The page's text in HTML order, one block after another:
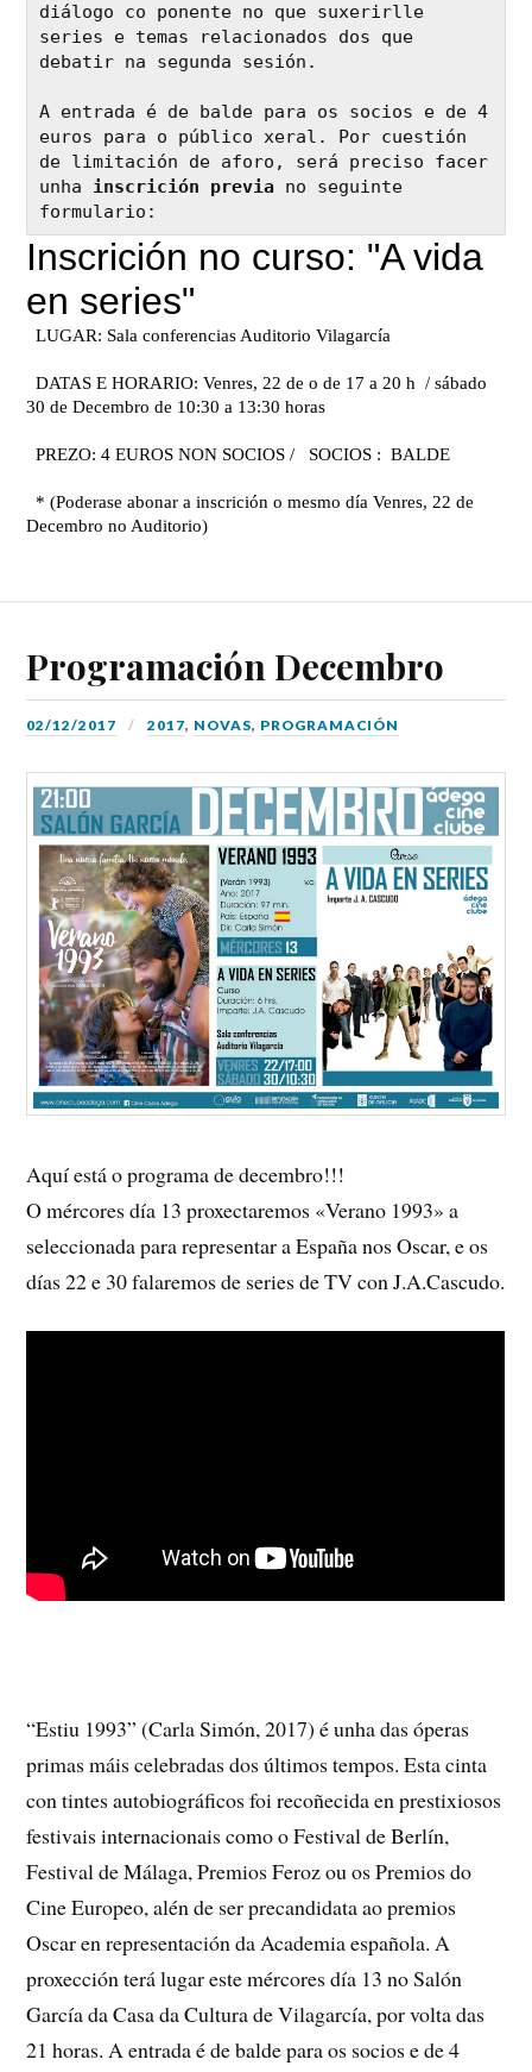
diálogo co ponente no que suxerirlle
series e temas relacionados dos que
debatir na segunda sesión.
A entrada é de balde para os socios e de 4
euros para o público xeral. Por cuestión
de limitación de aforo, será preciso facer
unha inscrición previa no seguinte
Programación Decembro
02/12/2017 2017, NOVAS, PROGRAMACIÓN
Aquí está o programa de decembro!!!
O mércores día 13 proxectaremos «Verano 1993» a
seleccionada para representar a España nos Oscar, e os
días 22 e 30 falaremos de series de TV con J.A.Cascudo.
“Estiu 1993” (Carla Simón, 2017) é unha das óperas
primas máis celebradas dos últimos tempos. Esta cinta
con tintes autobiográficos foi recoñecida en prestixiosos
festivais internacionais como o Festival de Berlín,
Festival de Málaga, Premios Feroz ou os Premios do
Cine Europeo, alén de ser precandidata ao premios
Oscar en representación da Academia española. A
proxección terá lugar este mércores día 13 no Salón
García da Casa da Cultura de Vilagarcía, por volta das
21 horas. A entrada é de balde para os socios e de 4